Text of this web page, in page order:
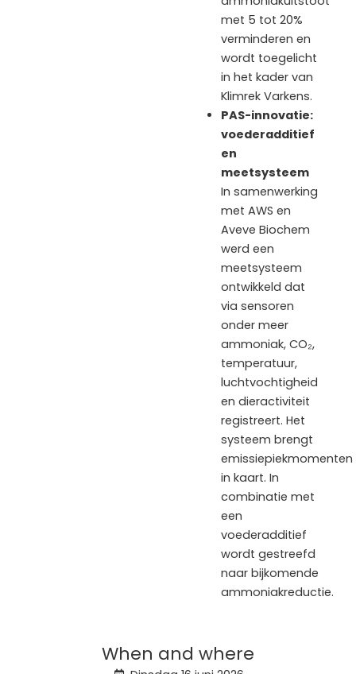
met 5 tot 20%
verminderen en
wordt toegelicht
in het kader van
Klimrek Varkens.
PAS-innovatie:
voederadditief
en
meetsysteem
In samenwerking
met AWS en
Aveve Biochem
werd een
meetsysteem
ontwikkeld dat
via sensoren
onder meer
ammoniak, CO₂,
temperatuur,
luchtvochtigheid
en dieractiviteit
registreert. Het
systeem brengt
emissiepiekmomenten
in kaart. In
combinatie met
een
voederadditief
wordt gestreefd
naar bijkomende
ammoniakreductie.
When and where